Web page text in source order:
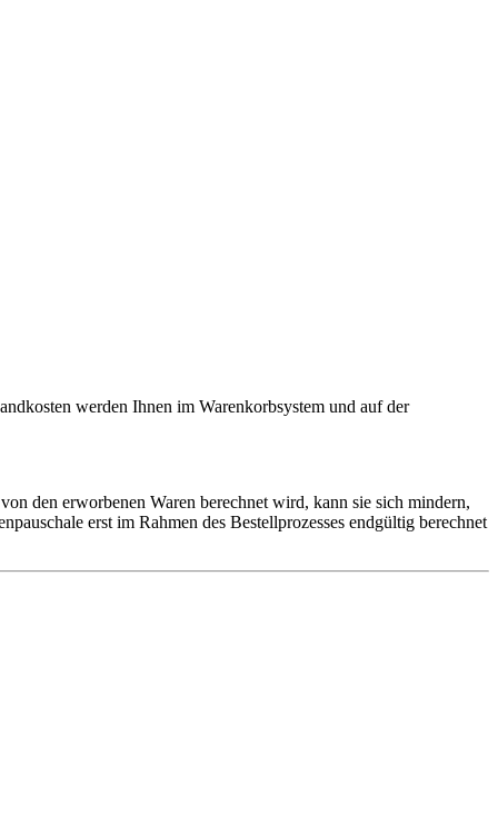
werden Ihnen im Warenkorbsystem und auf der
den erworbenen Waren berechnet wird, kann sie sich mindern,
erst im Rahmen des Bestellprozesses endgültig berechnet